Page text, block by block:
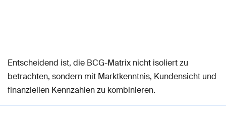
Entscheidend ist, die BCG-Matrix nicht isoliert zu
betrachten, sondern mit Marktkenntnis, Kundensicht und
finanziellen Kennzahlen zu kombinieren.